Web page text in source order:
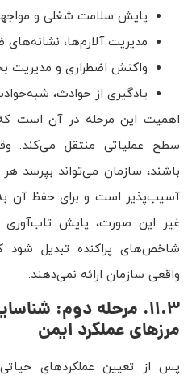
پایش سلامت شغلی و
مدیریت آلارم‌ها،
واکنش اضطراری و مدیریت
یادگیری از حوادث،
اهمیت این مرحله در آن است
سطح عملیاتی منتقل می‌کند.
باشند، سازمان می‌تواند بپرسد هر
آسیب‌پذیر است و برای حفظ آن
غیر این صورت، پایش
شاخص‌های پراکنده تبدیل
واقعی سازمان ارائه نمی‌دهند.
11.3. مرحله دوم:
مرزهای عملکرد ایمن
پس از تعیین عملکردهای